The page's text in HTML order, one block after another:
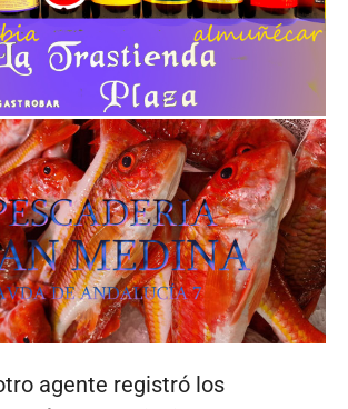
agente registró los